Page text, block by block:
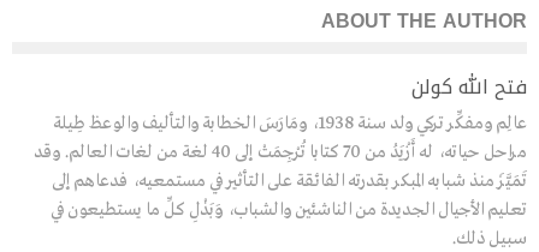
ABOUT THE AUTHOR
فتح الله كولن
عالِم ومفكِّر تركي ولد سنة 1938، ومَارَسَ الخطابة والتأليف والوعظ طِيلة
مراحل حياته، له أَزْيَدُ من 70 كتابا تُرْجِمَتْ إلى 40 لغة من لغات العالم. وقد
تَمَيَّزَ منذ شبابه المبكر بقدرته الفائقة على التأثير في مستمعيه، فدعاهم إلى
تعليم الأجيال الجديدة من الناشئين والشباب، وَبَذْلِ كلِّ ما يستطيعون في
سبيل ذلك.